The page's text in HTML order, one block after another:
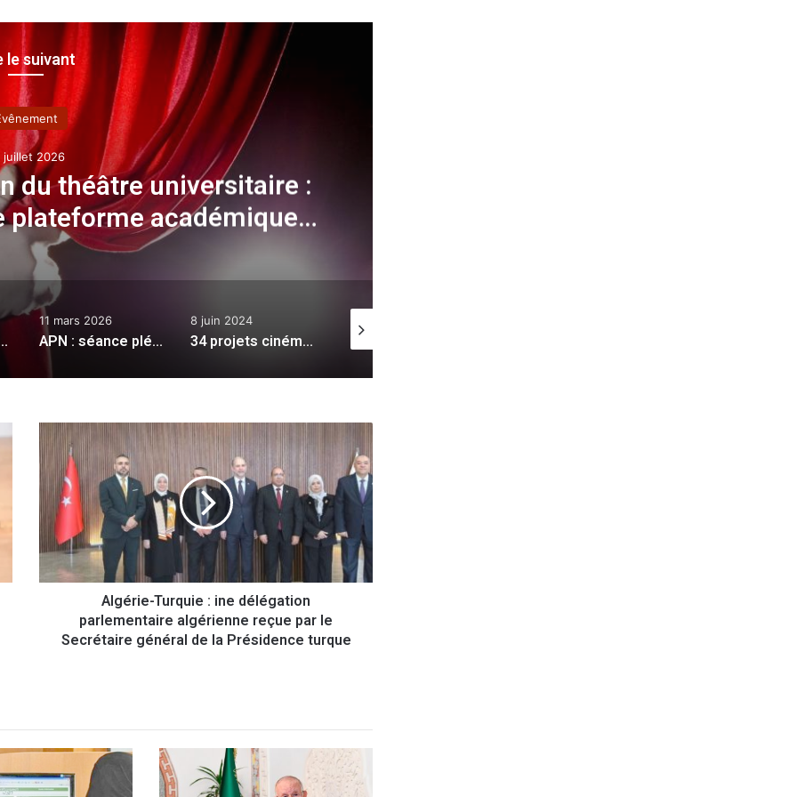
le suivant
juillet 2026
du théâtre universitaire :
plateforme académique
africain
:
d’Alger
11 mars 2026
APN : séance plénière jeudi consacrée aux questions orales
8 juin 2024
34 projets cinématographiques bénéficient de subventions publiques au titre de 2024 ANADE
g
é
r
i
T
i
n
d
Algérie-Turquie : ine délégation
parlementaire algérienne reçue par le
Secrétaire général de la Présidence turque